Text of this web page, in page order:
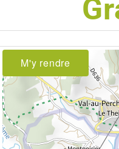
M'y rendre